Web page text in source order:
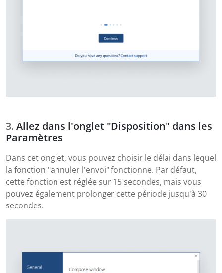
Allez dans l'onglet "Disposition" dans les
Paramètres
Dans cet onglet, vous pouvez choisir le délai dans lequel
la fonction "annuler l'envoi" fonctionne. Par défaut,
cette fonction est réglée sur 15 secondes, mais vous
pouvez également prolonger cette période jusqu'à 30
secondes.